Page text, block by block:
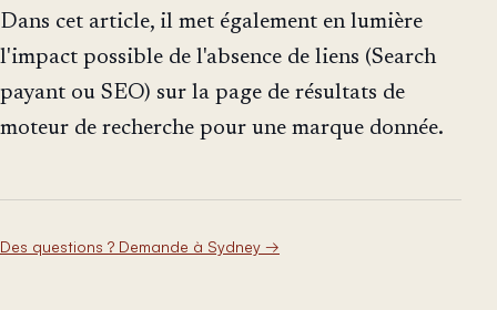
Dans cet article, il met également en lumière
l'impact possible de l'absence de liens (Search
payant ou SEO) sur la page de résultats de
moteur de recherche pour une marque donnée.
Des questions ? Demande à Sydney →